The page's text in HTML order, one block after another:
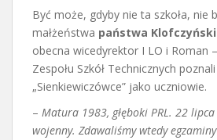
Być może, gdyby nie ta szkoła, nie
małżeństwa państwa
obecna wicedyrektor I LO i Roman
Zespołu Szkół Technicznych
„Sienkiewiczówce” jako uczniowie.
– Matura 1983, głęboki PRL. 22 lipca
wojenny. Zdawaliśmy wtedy